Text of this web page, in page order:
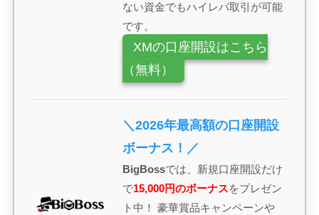
ない資金でもハイレバ取引が可能
です。
XMの口座開設はこちら
（無料）
＼2026年最高額の口座開設
ボーナス！／
BigBossでは、新規口座開設だけ
で15,000円のボーナスをプレゼン
ト中！ 豪華賞品キャンペーンや